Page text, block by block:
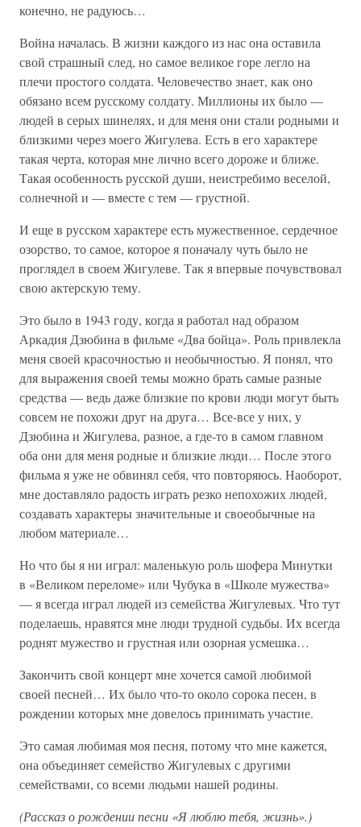
конечно, не радуюсь…
Война началась. В жизни каждого из нас она оставила
свой страшный след, но самое великое горе легло на
плечи простого солдата. Человечество знает, как оно
обязано всем русскому солдату. Миллионы их было —
людей в серых шинелях, и для меня они стали родными и
близкими через моего Жигулева. Есть в его характере
такая черта, которая мне лично всего дороже и ближе.
Такая особенность русской души, неистребимо веселой,
солнечной и — вместе с тем — грустной.
И еще в русском характере есть мужественное, сердечное
озорство, то самое, которое я поначалу чуть было не
проглядел в своем Жигулеве. Так я впервые почувствовал
свою актерскую тему.
Это было в 1943 году, когда я работал над образом
Аркадия Дзюбина в фильме «Два бойца». Роль привлекла
меня своей красочностью и необычностью. Я понял, что
для выражения своей темы можно брать самые разные
средства — ведь даже близкие по крови люди могут быть
совсем не похожи друг на друга… Все-все у них, у
Дзюбина и Жигулева, разное, а где-то в самом главном
оба они для меня родные и близкие люди… После этого
фильма я уже не обвинял себя, что повторяюсь. Наоборот,
мне доставляло радость играть резко непохожих людей,
создавать характеры значительные и своеобычные на
любом материале…
Но что бы я ни играл: маленькую роль шофера Минутки
в «Великом переломе» или Чубука в «Школе мужества»
— я всегда играл людей из семейства Жигулевых. Что тут
поделаешь, нравятся мне люди трудной судьбы. Их всегда
роднят мужество и грустная или озорная усмешка…
Закончить свой концерт мне хочется самой любимой
своей песней… Их было что-то около сорока песен, в
рождении которых мне довелось принимать участие.
Это самая любимая моя песня, потому что мне кажется,
она объединяет семейство Жигулевых с другими
семействами, со всеми людьми нашей родины.
(Рассказ о рождении песни «Я люблю тебя, жизнь».)